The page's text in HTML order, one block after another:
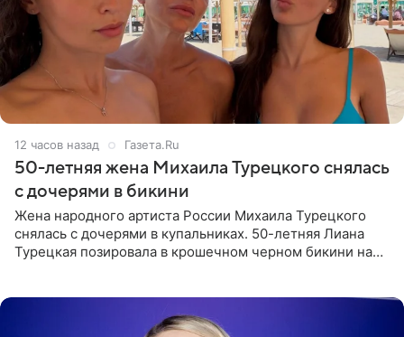
12 часов назад Газета.Ru
50-летняя жена Михаила Турецкого снялась
с дочерями в бикини
Жена народного артиста России Михаила Турецкого
снялась с дочерями в купальниках. 50-летняя Лиана
Турецкая позировала в крошечном черном бикини на